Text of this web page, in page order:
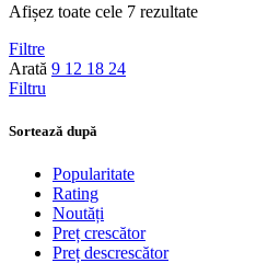
Afișez toate cele 7 rezultate
Filtre
Arată 9 12 18 24
Filtru
Sortează după
Popularitate
Rating
Noutăți
Preț crescător
Preț descrescător